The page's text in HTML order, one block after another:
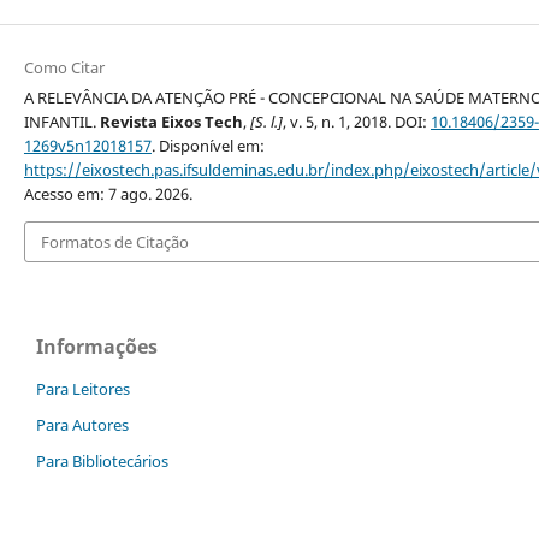
Como Citar
A RELEVÂNCIA DA ATENÇÃO PRÉ - CONCEPCIONAL NA SAÚDE
INFANTIL. Revista Eixos Tech,[S. l.], v. 5, n. 1, 2018. DOI: 10.18406/2359-
1269v5n12018157. Disponível em:
https://eixostech.pas.ifsuldeminas.edu.br/index.php/eixostech/
Acesso em: 7 ago. 2026.
Formatos de Citação
Informações
Para Leitores
Para Autores
Para Bibliotecários